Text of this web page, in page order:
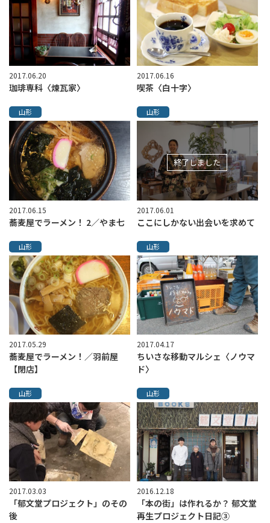
2017.06.20
珈琲専科〈煉瓦家〉
2017.06.16
喫茶〈白十字〉
山形
2017.06.15
蕎麦屋でラーメン！ 2／やま七
山形
終了しました
2017.06.01
ここにしかない出会いを求めて
山形
2017.05.29
蕎麦屋でラーメン！／羽前屋
【閉店】
山形
2017.04.17
ちいさな移動マルシェ〈ノウマ
ド〉
山形
2017.03.03
「郁文堂プロジェクト」のその
後
山形
2016.12.18
「本の街」は作れるか？ 郁文堂
再生プロジェクト日記③